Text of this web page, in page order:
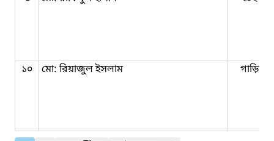
১০ মো: রিয়াজুল ইসলাম